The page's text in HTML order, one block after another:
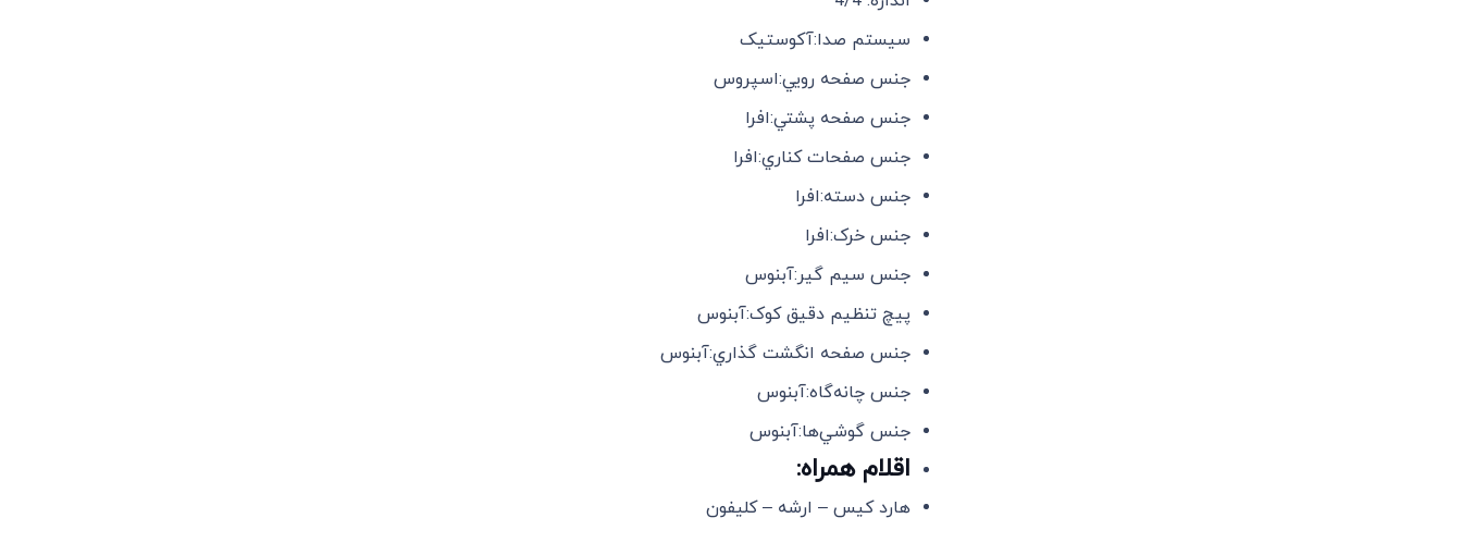
سيستم صدا:آکوستیک
جنس صفحه رويي:اسپروس
جنس صفحه پشتي:افرا
جنس صفحات کناري:افرا
جنس دسته:افرا
جنس خرک:افرا
جنس سيم گير:آبنوس
پيچ تنظيم دقيق کوک:آبنوس
جنس صفحه انگشت گذاري:آبنوس
جنس چانه‌گاه:آبنوس
جنس گوشي‌ها:آبنوس
اقلام همراه:
هارد کیس – ارشه – کلیفون